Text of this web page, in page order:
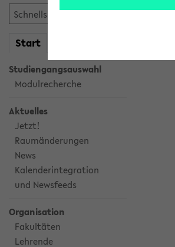
Start
Studiengangsauswahl
Modulrecherche
Aktuelles
Jetzt!
Raumänderungen
News
Kalenderintegration
und Newsfeeds
Organisation
Fakultäten
Lehrende